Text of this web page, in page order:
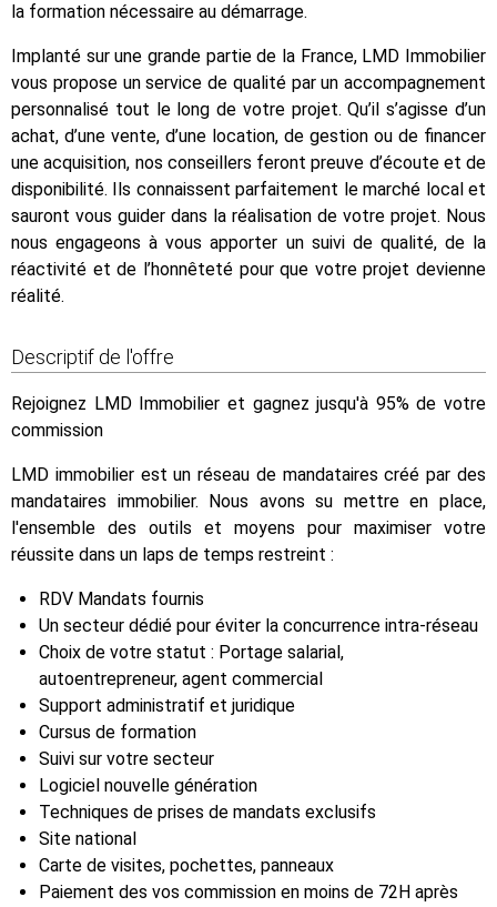
la formation nécessaire au démarrage.
Implanté sur une grande partie de la France, LMD Immobilier
vous propose un service de qualité par un accompagnement
personnalisé tout le long de votre projet. Qu’il s’agisse d’un
achat, d’une vente, d’une location, de gestion ou de financer
une acquisition, nos conseillers feront preuve d’écoute et de
disponibilité. Ils connaissent parfaitement le marché local et
sauront vous guider dans la réalisation de votre projet. Nous
nous engageons à vous apporter un suivi de qualité, de la
réactivité et de l’honnêteté pour que votre projet devienne
réalité.
Descriptif de l'offre
Rejoignez LMD Immobilier et gagnez jusqu'à 95% de votre
commission
LMD immobilier est un réseau de mandataires créé par des
mandataires immobilier. Nous avons su mettre en place,
l'ensemble des outils et moyens pour maximiser votre
réussite dans un laps de temps restreint :
RDV Mandats fournis
Un secteur dédié pour éviter la concurrence intra-réseau
Choix de votre statut : Portage salarial,
autoentrepreneur, agent commercial
Support administratif et juridique
Cursus de formation
Suivi sur votre secteur
Logiciel nouvelle génération
Techniques de prises de mandats exclusifs
Site national
Carte de visites, pochettes, panneaux
Paiement des vos commission en moins de 72H après